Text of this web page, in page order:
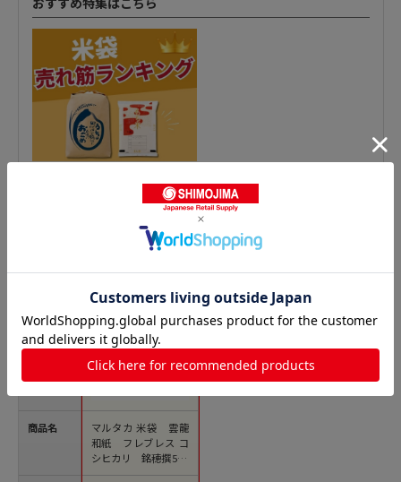
ポリ米袋 柄入の人気商品との比較
商品名
マルタカ 米袋 雲龍
和紙 フレブレス コ
シヒカリ 銘穂撰5kg
MK0140 500枚/箱（ご